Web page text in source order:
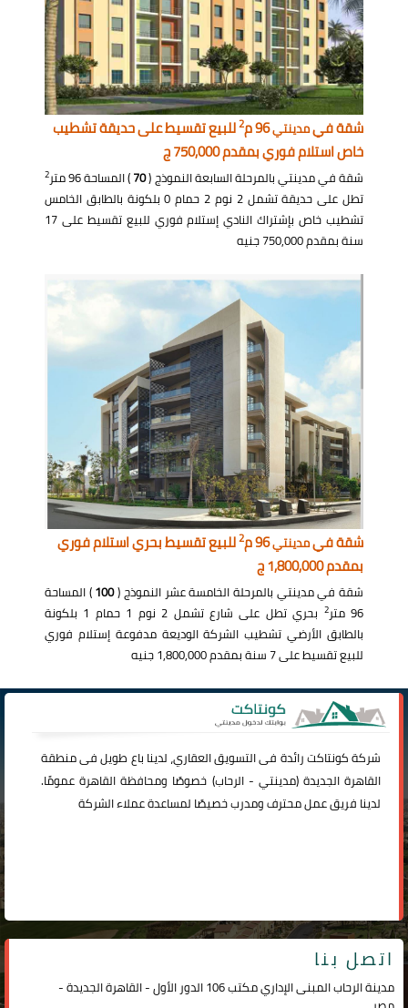
شقة فيمدينتي96 م 2للبيع تقسيط على حديقة تشطيب
خاص استلام فوري بمقدم 750,000 ج
شقة في مدينتي بالمرحلة السابعة النموذج (70) المساحة 96 متر 2
تطل على حديقة تشمل 2 نوم 2 حمام 0 بلكونة بالطابق الخامس
تشطيب خاص بإشتراك النادي إستلام فوري للبيع تقسيط على 17
سنة بمقدم 750,000 جنيه
شقة فيمدينتي96 م 2للبيع تقسيط بحري استلام فوري
بمقدم 1,800,000 ج
شقة في مدينتي بالمرحلة الخامسة عشر النموذج (100) المساحة
96 متر
2
بحري تطل على شارع تشمل 2 نوم 1 حمام 1 بلكونة
بالطابق الأرضي تشطيب الشركة الوديعة مدفوعة إستلام فوري
للبيع تقسيط على 7 سنة بمقدم 1,800,000 جنيه
شركةكونتاكترائدة فى التسويق العقاري، لدينا باع طويل فى منطقة
القاهرة الجديدة (مدينتي -الرحاب) خصوصًا ومحافظة القاهرة عمومًا.
لدينا فريق عمل محترف ومدرب خصيصًا لمساعدة عملاء الشركة
اتصل بنا
مدينة الرحاب المبنى الإداري مكتب 106 الدور الأول - القاهرة الجديدة -